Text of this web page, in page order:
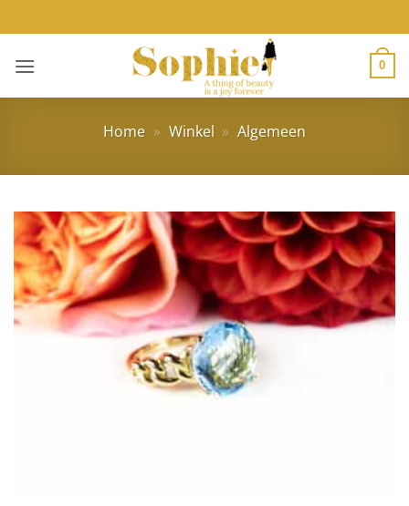
naar
inhoud
0
Home » Winkel » Algemeen